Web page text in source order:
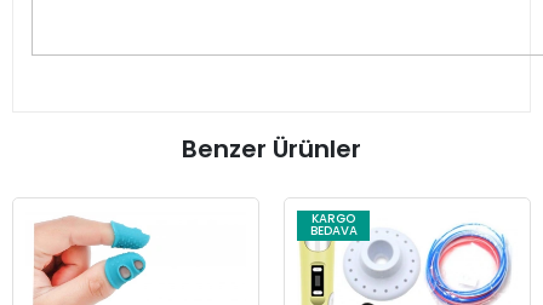
Benzer Ürünler
KARGO
BEDAVA